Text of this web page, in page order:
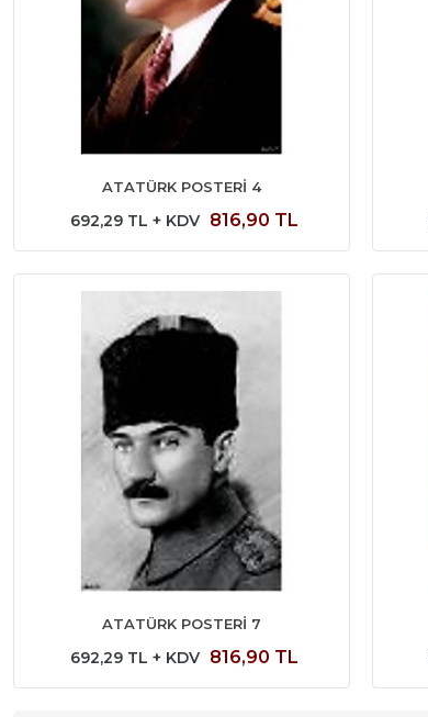
ATATÜRK POSTERİ 4
692,29 TL + KDV 816,90 TL
ATATÜRK POSTERİ 7
692,29 TL + KDV 816,90 TL